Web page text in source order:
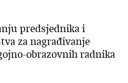
predsjednika i
za nagrađivanje
obrazovnih radnika